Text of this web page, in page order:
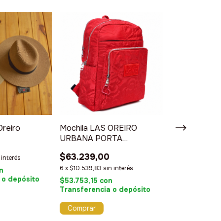
depósito
Mochila LAS OREIRO
URBANA PORTA
$63.239,00
6 x$10.539,83 sin interés
$53.753,15 con
Transferencia o depósito
Morral